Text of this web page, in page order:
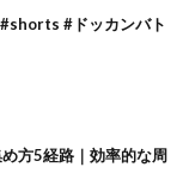
#ドッカンバト
方5経路｜効率的な周